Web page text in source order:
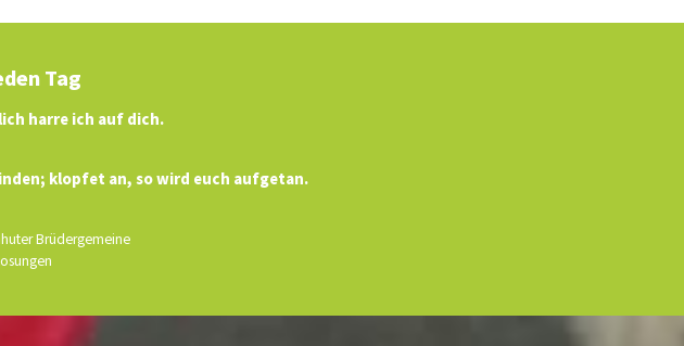
Tag
harre ich auf dich.
klopfet an, so wird euch aufgetan.
Brüdergemeine